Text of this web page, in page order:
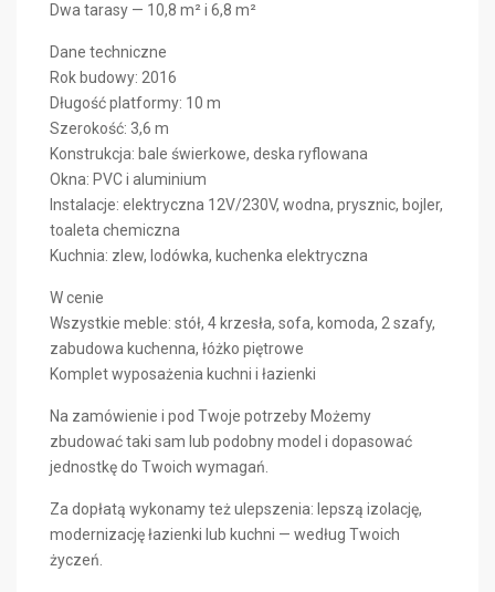
Dwa tarasy — 10,8 m² i 6,8 m²
Dane techniczne
Rok budowy: 2016
Długość platformy: 10 m
Szerokość: 3,6 m
Konstrukcja: bale świerkowe, deska ryflowana
Okna: PVC i aluminium
Instalacje: elektryczna 12V/230V, wodna, prysznic, bojler,
toaleta chemiczna
Kuchnia: zlew, lodówka, kuchenka elektryczna
W cenie
Wszystkie meble: stół, 4 krzesła, sofa, komoda, 2 szafy,
zabudowa kuchenna, łóżko piętrowe
Komplet wyposażenia kuchni i łazienki
Na zamówienie i pod Twoje potrzeby Możemy
zbudować taki sam lub podobny model i dopasować
jednostkę do Twoich wymagań.
Za dopłatą wykonamy też ulepszenia: lepszą izolację,
modernizację łazienki lub kuchni — według Twoich
życzeń.